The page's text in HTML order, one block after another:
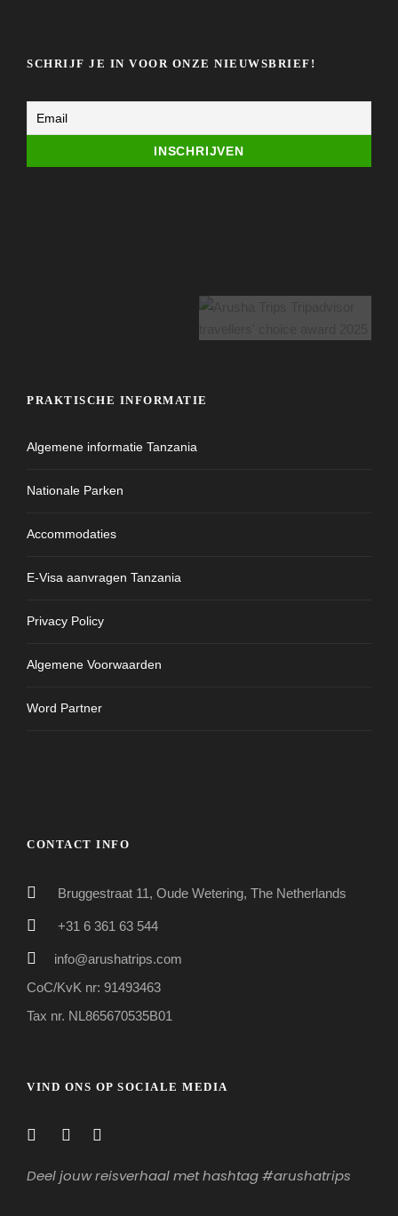
SCHRIJF JE IN VOOR ONZE NIEUWSBRIEF!
PRAKTISCHE INFORMATIE
Algemene informatie Tanzania
Nationale Parken
Accommodaties
E-Visa aanvragen Tanzania
Privacy Policy
Algemene Voorwaarden
Word Partner
CONTACT INFO
Bruggestraat 11, Oude Wetering, The Netherlands
+31 6 361 63 544
info@arushatrips.com
CoC/KvK nr: 91493463
Tax nr. NL865670535B01
VIND ONS OP SOCIALE MEDIA
Deel jouw reisverhaal met hashtag #arushatrips